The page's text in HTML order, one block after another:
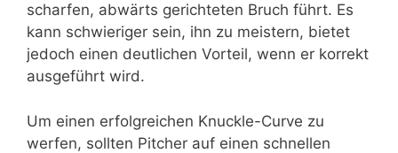
scharfen, abwärts gerichteten Bruch führt. Es
kann schwieriger sein, ihn zu meistern, bietet
jedoch einen deutlichen Vorteil, wenn er korrekt
ausgeführt wird.
Um einen erfolgreichen Knuckle-Curve zu
werfen, sollten Pitcher auf einen schnellen